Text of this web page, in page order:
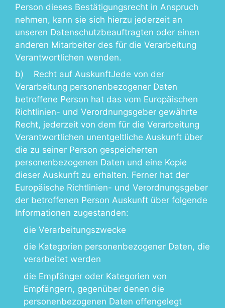
Person dieses Bestätigungsrecht in Anspruch
nehmen, kann sie sich hierzu jederzeit an
unseren Datenschutzbeauftragten oder einen
anderen Mitarbeiter des für die Verarbeitung
Verantwortlichen wenden.
b) Recht auf AuskunftJede von der
Verarbeitung personenbezogener Daten
betroffene Person hat das vom Europäischen
Richtlinien- und Verordnungsgeber gewährte
Recht, jederzeit von dem für die Verarbeitung
Verantwortlichen unentgeltliche Auskunft über
die zu seiner Person gespeicherten
personenbezogenen Daten und eine Kopie
dieser Auskunft zu erhalten. Ferner hat der
Europäische Richtlinien- und Verordnungsgeber
der betroffenen Person Auskunft über folgende
Informationen zugestanden:
die Verarbeitungszwecke
die Kategorien personenbezogener Daten, die
verarbeitet werden
die Empfänger oder Kategorien von
Empfängern, gegenüber denen die
personenbezogenen Daten offengelegt